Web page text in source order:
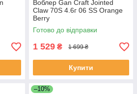
Воблер Gan Craft Jointed
Claw 70S 4.6г 06 SS Orange
Berry
Готово до відправки
1 529 ₴ 1 699 ₴
Купити
–10%